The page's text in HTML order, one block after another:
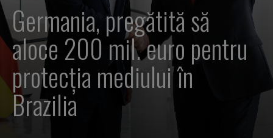
Germania, pregătită să
aloce 200 mil. euro pentru
protecția mediului în
Brazilia